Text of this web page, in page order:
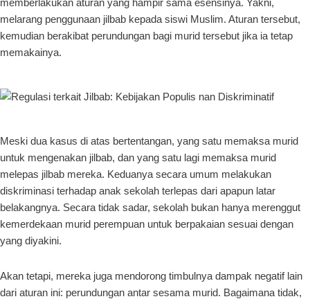
memberlakukan aturan yang hampir sama esensinya. Yakni,
melarang penggunaan jilbab kepada siswi Muslim. Aturan tersebut,
kemudian berakibat perundungan bagi murid tersebut jika ia tetap
memakainya.
Meski dua kasus di atas bertentangan, yang satu memaksa murid
untuk mengenakan jilbab, dan yang satu lagi memaksa murid
melepas jilbab mereka. Keduanya secara umum melakukan
diskriminasi terhadap anak sekolah terlepas dari apapun latar
belakangnya. Secara tidak sadar, sekolah bukan hanya merenggut
kemerdekaan murid perempuan untuk berpakaian sesuai dengan
yang diyakini.
Akan tetapi, mereka juga mendorong timbulnya dampak negatif lain
dari aturan ini: perundungan antar sesama murid. Bagaimana tidak,